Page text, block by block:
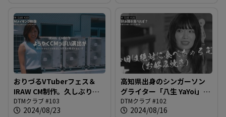
おりづるVTuberフェス＆
IRAW CM制作。久しぶりに
青空の下での収録も＠DTM
クラブ #103
DTMクラブ #103
2024/08/23
高知県出身のシンガーソン
グライター「八生 YaYoi」さ
んがスタジオに！プロフィ
ールによると陰キャな八生
DTMクラブ #102
2024/08/16